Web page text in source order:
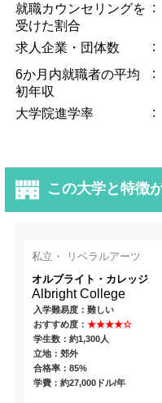
就職カウンセリングを
受けた割合
:
求人企業・団体数 :
6か月内就職者の平均
初年収
:
大学院進学率 :
この大学と特徴
私立・ リベラルアーツ
オルブライト・カレッジ
Albright College
入学難易度：難しい
おすすめ度：★★★★☆
学生数：約1,300人
立地：郊外
合格率：85%
学費：約27,000ドル/年